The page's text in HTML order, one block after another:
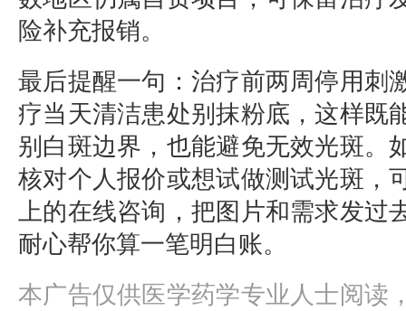
险补充报销。
最后提醒一句：治疗前两周停用刺
疗当天清洁患处别抹粉底，这样既
别白斑边界，也能避免无效光斑。
核对个人报价或想试做测试光斑，
上的在线咨询，把图片和需求发过
耐心帮你算一笔明白账。
本广告仅供医学药学专业人士阅读